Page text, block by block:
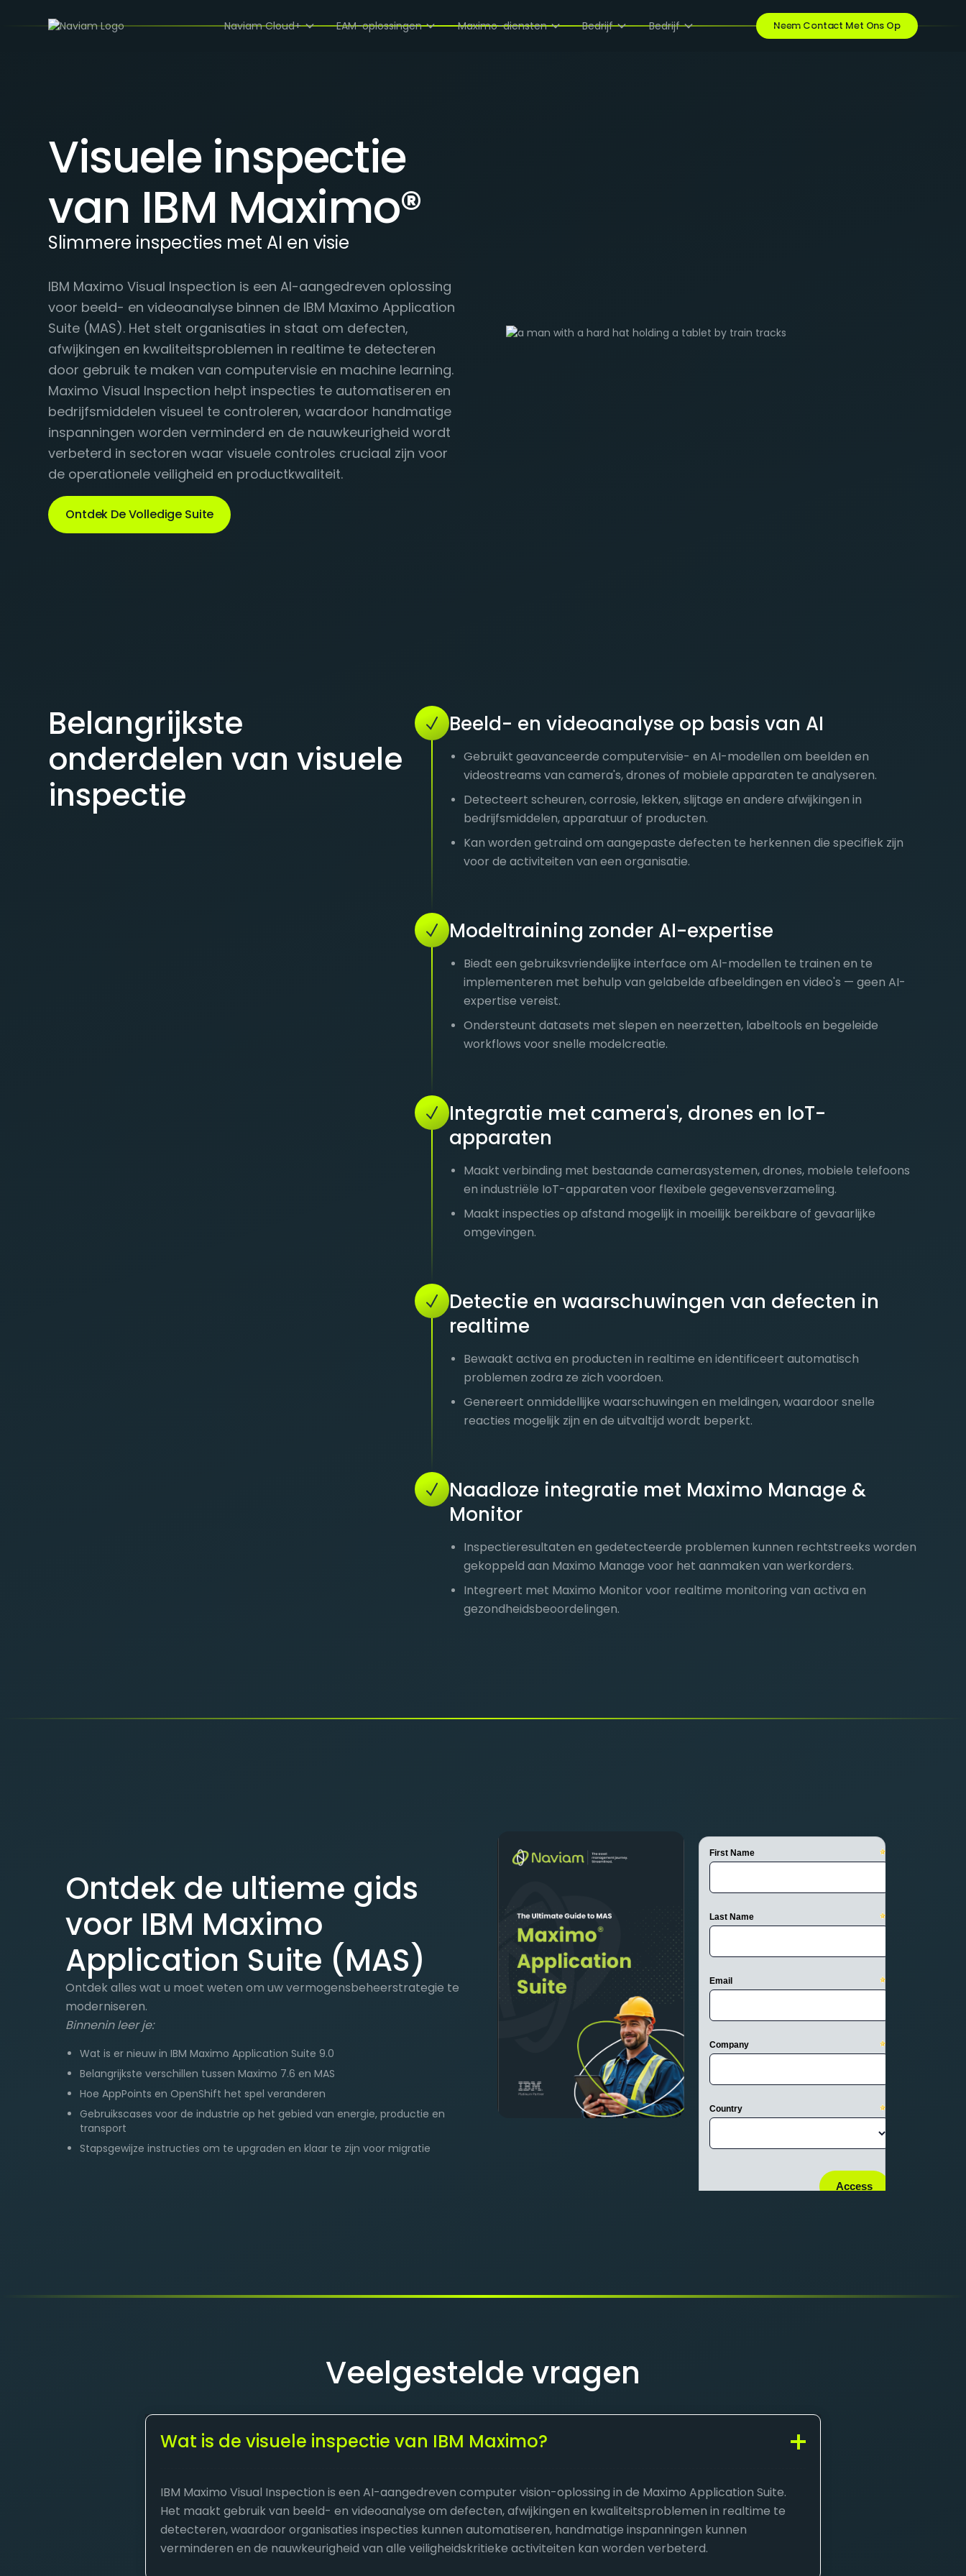
Naviam Cloud+ EAM-oplossingen Maximo-diensten Bedrijf Bedrijf Neem Contact Met Ons Op
Visuele inspectie
van IBM Maximo®
Slimmere inspecties met AI en visie
IBM Maximo Visual Inspection is een AI-aangedreven oplossing
voor beeld- en videoanalyse binnen de IBM Maximo Application
Suite (MAS). Het stelt organisaties in staat om defecten,
afwijkingen en kwaliteitsproblemen in realtime te detecteren
door gebruik te maken van computervisie en machine learning.
Maximo Visual Inspection helpt inspecties te automatiseren en
bedrijfsmiddelen visueel te controleren, waardoor handmatige
inspanningen worden verminderd en de nauwkeurigheid wordt
verbeterd in sectoren waar visuele controles cruciaal zijn voor
de operationele veiligheid en productkwaliteit.
Ontdek De Volledige Suite
Belangrijkste
onderdelen van visuele
inspectie
Beeld- en videoanalyse op basis van AI
Gebruikt geavanceerde computervisie- en AI-modellen om beelden en
videostreams van camera's, drones of mobiele apparaten te analyseren.
Detecteert scheuren, corrosie, lekken, slijtage en andere afwijkingen in
bedrijfsmiddelen, apparatuur of producten.
Kan worden getraind om aangepaste defecten te herkennen die specifiek zijn
voor de activiteiten van een organisatie.
Modeltraining zonder AI-expertise
Biedt een gebruiksvriendelijke interface om AI-modellen te trainen en te
implementeren met behulp van gelabelde afbeeldingen en video's — geen AI-
expertise vereist.
Ondersteunt datasets met slepen en neerzetten, labeltools en begeleide
workflows voor snelle modelcreatie.
Integratie met camera's, drones en IoT-
apparaten
Maakt verbinding met bestaande camerasystemen, drones, mobiele telefoons
en industriële IoT-apparaten voor flexibele gegevensverzameling.
Maakt inspecties op afstand mogelijk in moeilijk bereikbare of gevaarlijke
omgevingen.
Detectie en waarschuwingen van defecten in
realtime
Bewaakt activa en producten in realtime en identificeert automatisch
problemen zodra ze zich voordoen.
Genereert onmiddellijke waarschuwingen en meldingen, waardoor snelle
reacties mogelijk zijn en de uitvaltijd wordt beperkt.
Naadloze integratie met Maximo Manage &
Monitor
Inspectieresultaten en gedetecteerde problemen kunnen rechtstreeks worden
gekoppeld aan Maximo Manage voor het aanmaken van werkorders.
Integreert met Maximo Monitor voor realtime monitoring van activa en
gezondheidsbeoordelingen.
Ontdek de ultieme gids
voor IBM Maximo
Application Suite (MAS)
Ontdek alles wat u moet weten om uw vermogensbeheerstrategie te
moderniseren.
Binnenin leer je:
Wat is er nieuw in IBM Maximo Application Suite 9.0
Belangrijkste verschillen tussen Maximo 7.6 en MAS
Hoe AppPoints en OpenShift het spel veranderen
Gebruikscases voor de industrie op het gebied van energie, productie en
transport
Stapsgewijze instructies om te upgraden en klaar te zijn voor migratie
Veelgestelde vragen
Wat is de visuele inspectie van IBM Maximo?
IBM Maximo Visual Inspection is een AI-aangedreven computer vision-oplossing in de Maximo Application Suite.
Het maakt gebruik van beeld- en videoanalyse om defecten, afwijkingen en kwaliteitsproblemen in realtime te
detecteren, waardoor organisaties inspecties kunnen automatiseren, handmatige inspanningen kunnen
verminderen en de nauwkeurigheid van alle veiligheidskritieke activiteiten kan worden verbeterd.